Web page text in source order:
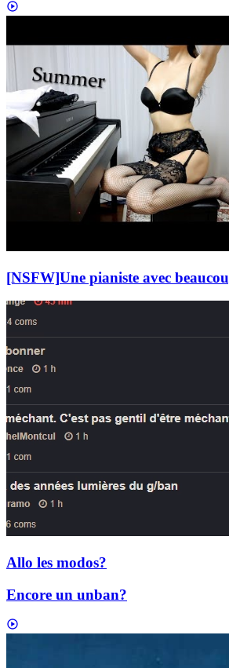
[NSFW]Une pianiste avec
Allo les modos?
Encore un unban?